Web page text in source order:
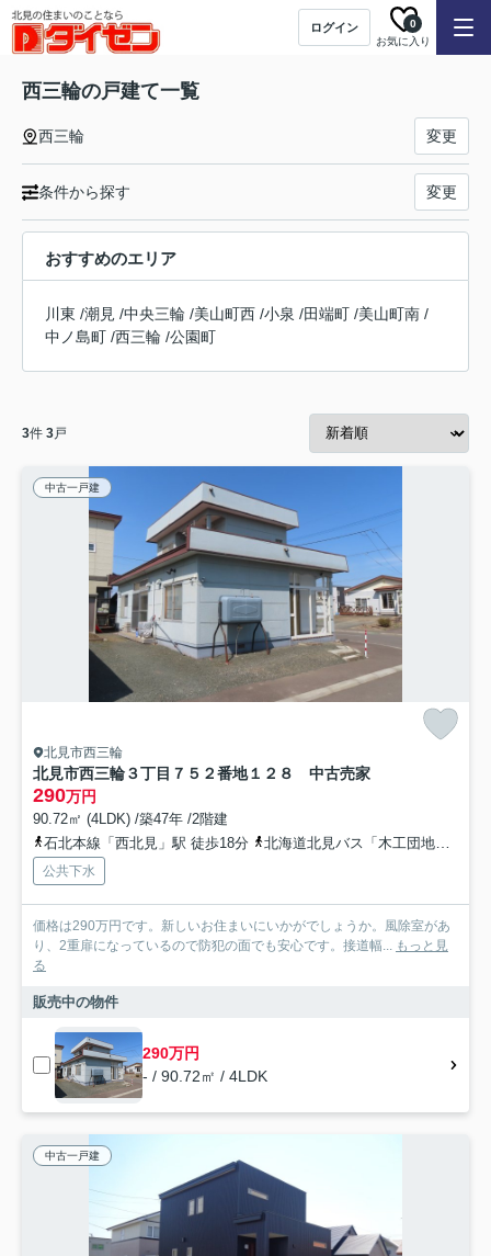
ログイン
お気に入り
0
西三輪の戸建て一覧
西三輪 変更
条件から探す 変更
おすすめのエリア
川東 /潮見 /中央三輪 /美山町西 /小泉 /田端町 /美山町南 /
中ノ島町 /西三輪 /公園町
3件 3戸
中古一戸建
北見市西三輪
北見市西三輪３丁目７５２番地１２８ 中古売家
290万円
90.72㎡ (4LDK) /築47年 /2階建
石北本線「西北見」駅 徒歩18分
北海道北見バス「木工団地（北見市）」バス停下車 徒歩7分
公共下水
価格は290万円です。新しいお住まいにいかがでしょうか。風除室があ
り、2重扉になっているので防犯の面でも安心です。接道幅... もっと見
る
販売中の物件
290万円
- / 90.72㎡ / 4LDK
中古一戸建